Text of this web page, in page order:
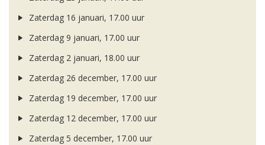
Zaterdag 16 januari, 17.00 uur
Zaterdag 9 januari, 17.00 uur
Zaterdag 2 januari, 18.00 uur
Zaterdag 26 december, 17.00 uur
Zaterdag 19 december, 17.00 uur
Zaterdag 12 december, 17.00 uur
Zaterdag 5 december, 17.00 uur